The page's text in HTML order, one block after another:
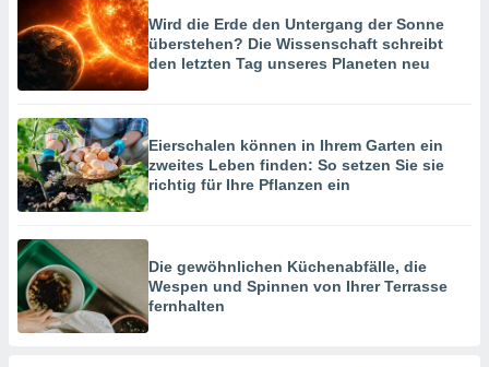
Wird die Erde den Untergang der Sonne
überstehen? Die Wissenschaft schreibt
den letzten Tag unseres Planeten neu
Eierschalen können in Ihrem Garten ein
zweites Leben finden: So setzen Sie sie
richtig für Ihre Pflanzen ein
Die gewöhnlichen Küchenabfälle, die
Wespen und Spinnen von Ihrer Terrasse
fernhalten